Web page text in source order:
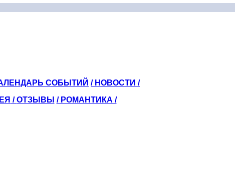
СОБЫТИЙ / НОВОСТИ /
/ОТЗЫВЫ / РОМАНТИКА /